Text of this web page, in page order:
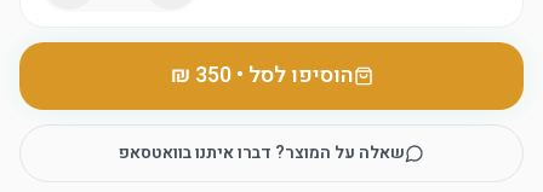
הוסיפו לסל •
‏350 ₪
שאלה על המוצר? דברו איתנו בוואטסאפ